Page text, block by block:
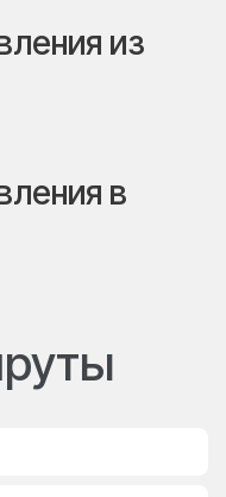
из
в